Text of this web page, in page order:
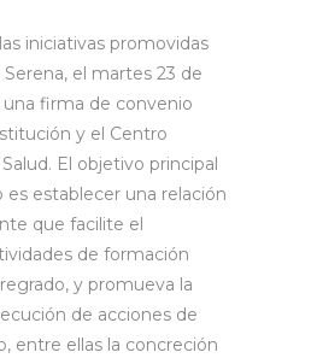
iniciativas promovidas
el martes 23 de
firma de convenio
y el Centro
El objetivo principal
es establecer una relación
que facilite el
de formación
y promueva la
de acciones de
entre ellas la concreción